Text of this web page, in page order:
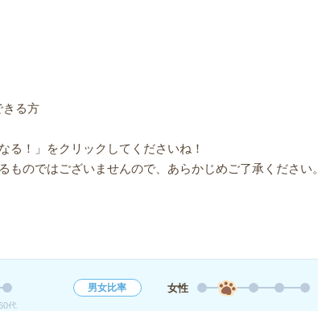
きる方
！」をクリックしてくださいね！
のではございませんので、あらかじめご了承ください。
代
男女比率 女性